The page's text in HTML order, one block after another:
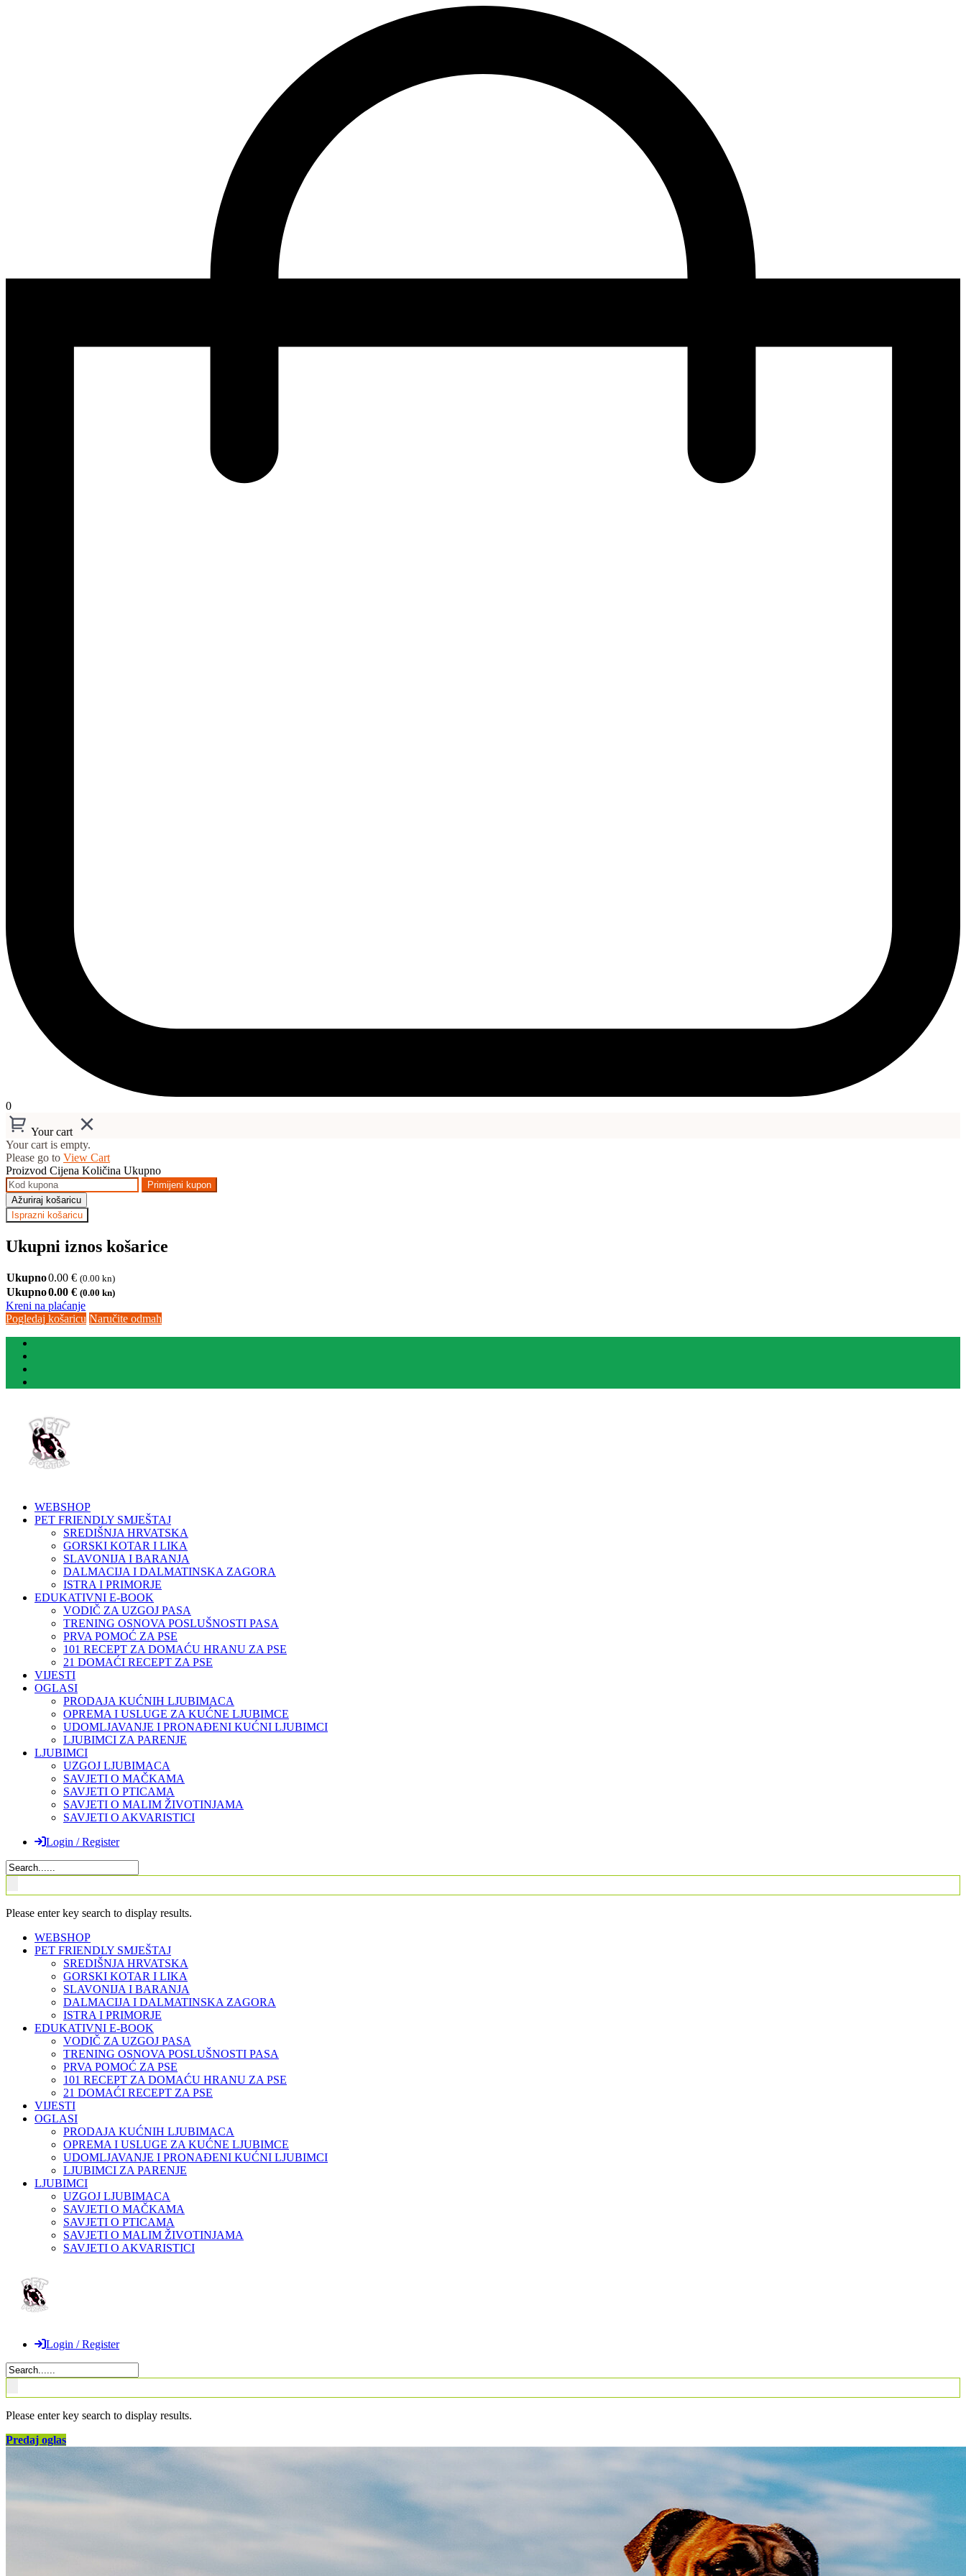
0
Your cart
Your cart is empty.
Please go to View Cart
Proizvod Cijena Količina Ukupno
Primijeni kupon
Ažuriraj košaricu
Isprazni košaricu
Ukupni iznos košarice
Ukupno0.00 € (0.00 kn)
Ukupno0.00 € (0.00 kn)
Kreni na plaćanje
Pogledaj košaricu Naručite odmah
WEBSHOP
PET FRIENDLY SMJEŠTAJ
SREDIŠNJA HRVATSKA
GORSKI KOTAR I LIKA
SLAVONIJA I BARANJA
DALMACIJA I DALMATINSKA ZAGORA
ISTRA I PRIMORJE
EDUKATIVNI E-BOOK
VODIČ ZA UZGOJ PASA
TRENING OSNOVA POSLUŠNOSTI PASA
PRVA POMOĆ ZA PSE
101 RECEPT ZA DOMAĆU HRANU ZA PSE
21 DOMAĆI RECEPT ZA PSE
VIJESTI
OGLASI
PRODAJA KUĆNIH LJUBIMACA
OPREMA I USLUGE ZA KUĆNE LJUBIMCE
UDOMLJAVANJE I PRONAĐENI KUĆNI LJUBIMCI
LJUBIMCI ZA PARENJE
LJUBIMCI
UZGOJ LJUBIMACA
SAVJETI O MAČKAMA
SAVJETI O PTICAMA
SAVJETI O MALIM ŽIVOTINJAMA
SAVJETI O AKVARISTICI
Login / Register
Please enter key search to display results.
WEBSHOP
PET FRIENDLY SMJEŠTAJ
SREDIŠNJA HRVATSKA
GORSKI KOTAR I LIKA
SLAVONIJA I BARANJA
DALMACIJA I DALMATINSKA ZAGORA
ISTRA I PRIMORJE
EDUKATIVNI E-BOOK
VODIČ ZA UZGOJ PASA
TRENING OSNOVA POSLUŠNOSTI PASA
PRVA POMOĆ ZA PSE
101 RECEPT ZA DOMAĆU HRANU ZA PSE
21 DOMAĆI RECEPT ZA PSE
VIJESTI
OGLASI
PRODAJA KUĆNIH LJUBIMACA
OPREMA I USLUGE ZA KUĆNE LJUBIMCE
UDOMLJAVANJE I PRONAĐENI KUĆNI LJUBIMCI
LJUBIMCI ZA PARENJE
LJUBIMCI
UZGOJ LJUBIMACA
SAVJETI O MAČKAMA
SAVJETI O PTICAMA
SAVJETI O MALIM ŽIVOTINJAMA
SAVJETI O AKVARISTICI
Login / Register
Please enter key search to display results.
Predaj oglas